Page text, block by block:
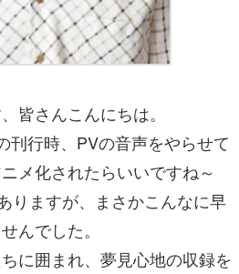
皆さんこんにちは。
刊行時、PVの音声をやらせて
メ化されたらいいですね～
りますが、まさかこんなに早
んでした。
に囲まれ、夢見心地の収録を